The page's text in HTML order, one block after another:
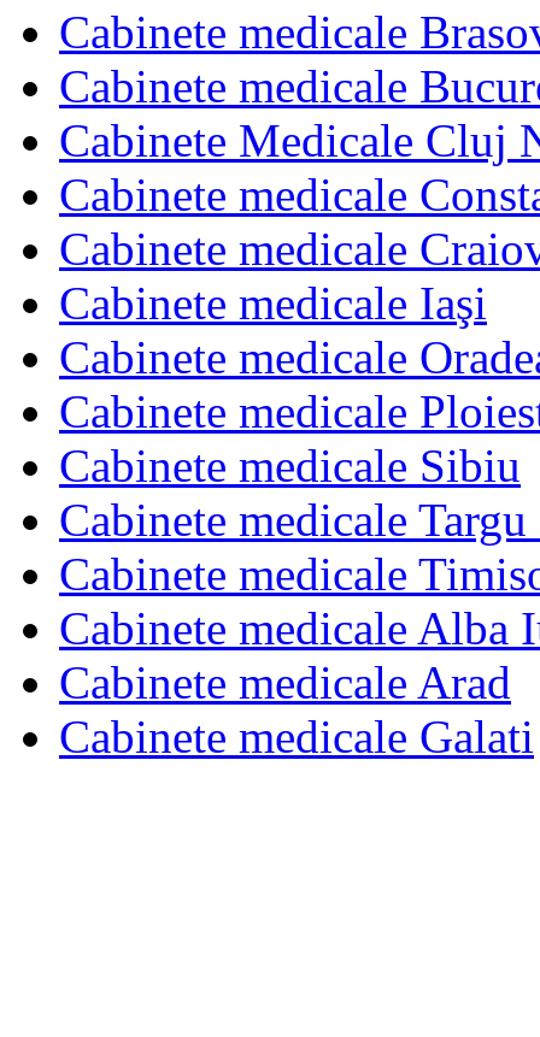
Cabinete medicale
Cabinete medicale
Cabinete Medicale Cluj
Cabinete medicale
Cabinete medicale
Cabinete medicale Iaşi
Cabinete medicale
Cabinete medicale
Cabinete medicale Sibiu
Cabinete medicale
Cabinete medicale
Cabinete medicale Alba
Cabinete medicale Arad
Cabinete medicale Galati